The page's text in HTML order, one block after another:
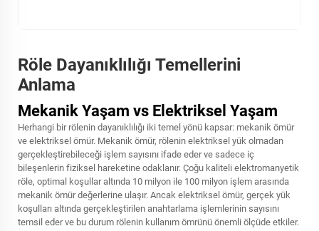
Röle Dayanıklılığı Temellerini
Anlama
Mekanik Yaşam vs Elektriksel Yaşam
Herhangi bir rölenin dayanıklılığı iki temel yönü kapsar: mekanik ömür
ve elektriksel ömür. Mekanik ömür, rölenin elektriksel yük olmadan
gerçekleştirebileceği işlem sayısını ifade eder ve sadece iç
bileşenlerin fiziksel hareketine odaklanır. Çoğu kaliteli elektromanyetik
röle, optimal koşullar altında 10 milyon ile 100 milyon işlem arasında
mekanik ömür değerlerine ulaşır. Ancak elektriksel ömür, gerçek yük
koşulları altında gerçekleştirilen anahtarlama işlemlerinin sayısını
temsil eder ve bu durum rölenin kullanım ömrünü önemli ölçüde etkiler.